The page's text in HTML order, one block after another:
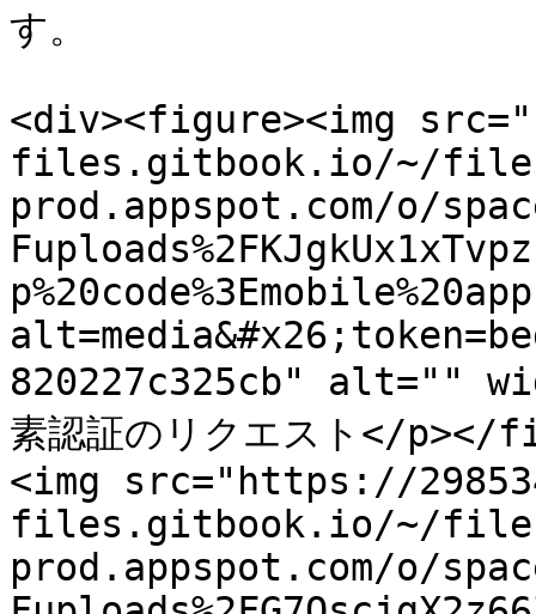
す。
<div><figure><img
files.gitbook.io/~/
prod.appspot.com/o/
820227c325cb" alt=""
素認証のリクエスト</
<img src="https://
files.gitbook.io/~/
prod.appspot.com/o/